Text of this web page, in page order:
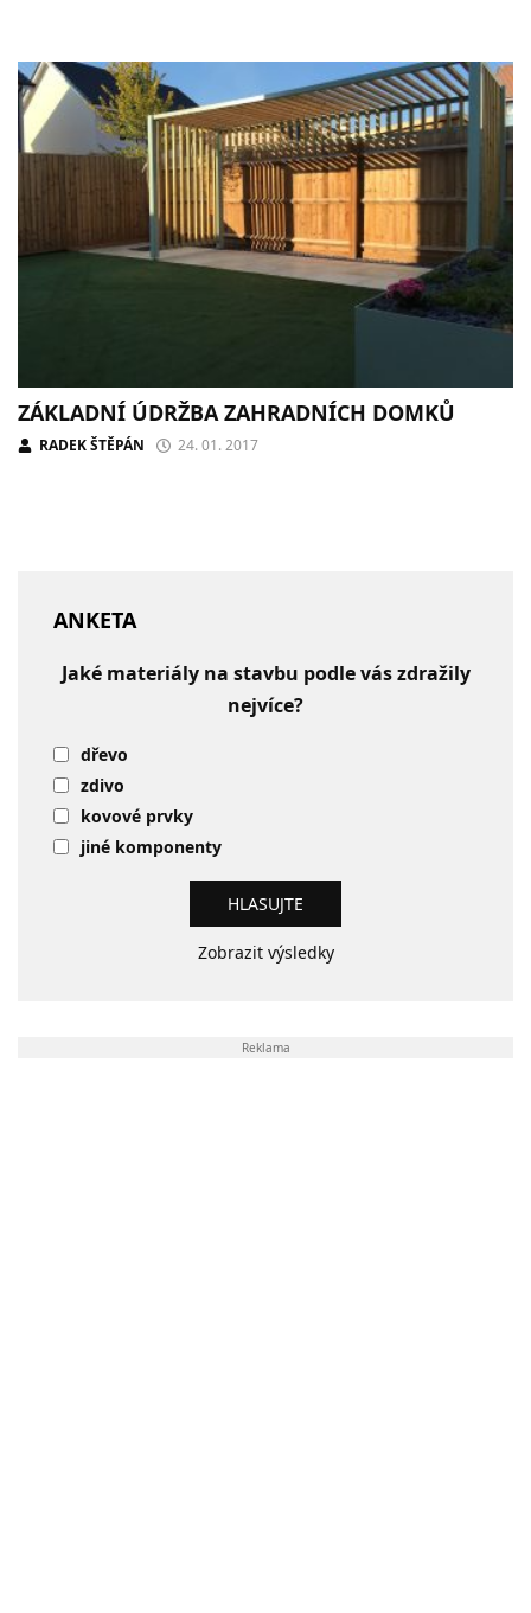
ZÁKLADNÍ ÚDRŽBA ZAHRADNÍCH DOMKŮ
RADEK ŠTĚPÁN 24. 01. 2017
ANKETA
Jaké materiály na stavbu podle vás zdražily
nejvíce?
dřevo
zdivo
kovové prvky
jiné komponenty
Zobrazit výsledky
Reklama